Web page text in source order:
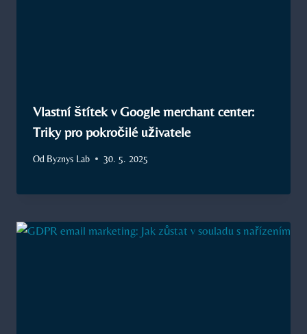
Vlastní štítek v Google merchant center:
Triky pro pokročilé uživatele
Od Byznys Lab 30. 5. 2025